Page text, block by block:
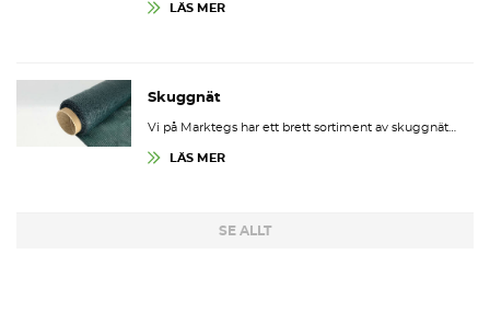
LÄS MER
Skuggnät
Vi på Marktegs har ett brett sortiment av skuggnät…
LÄS MER
SE ALLT